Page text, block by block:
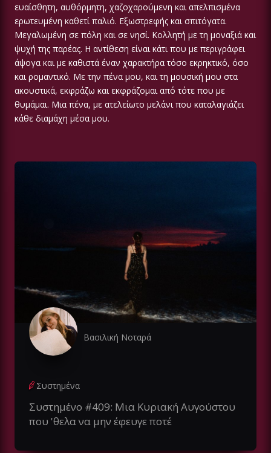
ευαίσθητη, αυθόρμητη, χαζοχαρούμενη και απελπισμένα
ερωτευμένη καθετί παλιό. Εξωστρεφής και σπιτόγατα.
Μεγαλωμένη σε πόλη και σε νησί. Κολλητή με τη μοναξιά και
ψυχή της παρέας. Η αντίθεση είναι κάτι που με περιγράφει
άψογα και με καθιστά έναν χαρακτήρα τόσο εκρηκτικό, όσο
και ρομαντικό. Με την πένα μου, και τη μουσική μου στα
ακουστικά, εκφράζω και εκφράζομαι από τότε που με
θυμάμαι. Μια πένα, με ατελείωτο μελάνι που καταλαγιάζει
κάθε διαμάχη μέσα μου.
Βασιλική Νοταρά
Συστημένα
Συστημένο #409: Mια Κυριακή Αυγούστου
που 'θελα να μην έφευγε ποτέ